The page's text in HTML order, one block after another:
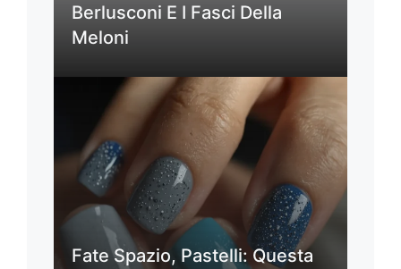
Berlusconi E I Fasci Della
Meloni
Fate Spazio, Pastelli: Questa